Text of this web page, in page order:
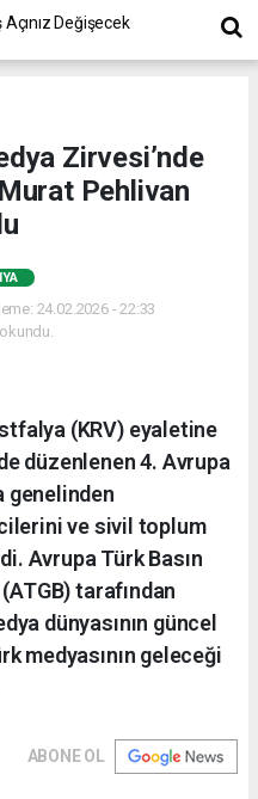
Zirvesi’nde
Pehlivan
24.02.2026 - 22:33
(KRV) eyaletine
düzenlenen 4. Avrupa
genelinden
ve sivil toplum
Avrupa Türk Basın
tarafından
dünyasının güncel
medyasının geleceği
ABONE OL